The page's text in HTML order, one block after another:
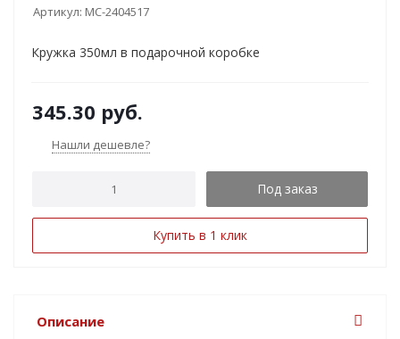
Артикул: MC-2404517
Кружка 350мл в подарочной коробке
345.30 руб.
Нашли дешевле?
Под заказ
Купить в 1 клик
Описание